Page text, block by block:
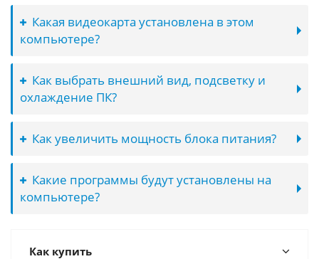
Какая видеокарта установлена в этом
компьютере?
Как выбрать внешний вид, подсветку и
охлаждение ПК?
Как увеличить мощность блока питания?
Какие программы будут установлены на
компьютере?
Как купить